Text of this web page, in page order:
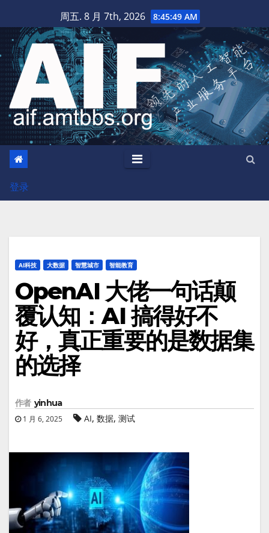
至
内
容
周五. 8 月 7th, 2026 8:45:49 AM
登录
AI科技 大数据 智慧城市 智能教育
OpenAI 大佬一句话颠
覆认知：AI 搞得好不
好，真正重要的是数据集
的选择
作者 yinhua
1 月 6, 2025 AI, 数据, 测试